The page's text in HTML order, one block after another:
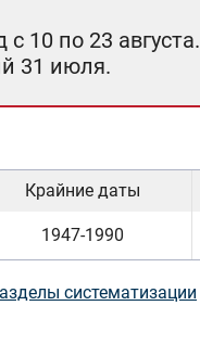
10 по 23 августа.
31 июля.
Крайние даты
1947-1990
систематизации